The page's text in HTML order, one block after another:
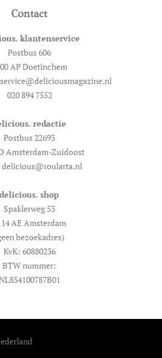
Contact
klantenservice
Postbus 606
AP Doetinchem
020 894 7552
redactie
Postbus 22693
Amsterdam-Zuidoost
delicious. shop
Spaklerweg 53
AE Amsterdam
bezoekadres)
KvK: 60880236
BTW nummer: